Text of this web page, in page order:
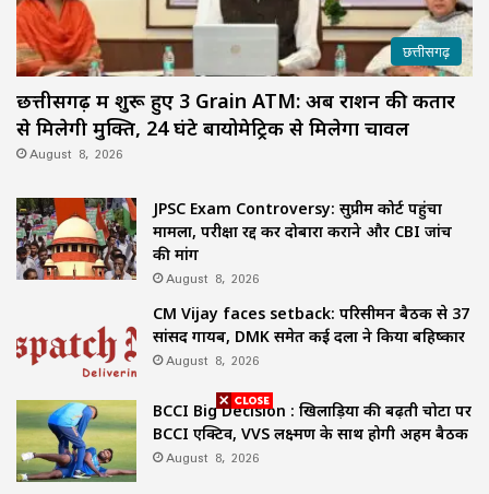
छत्तीसगढ़
छत्तीसगढ़ में शुरू हुए 3 Grain ATM: अब राशन की कतार
से मिलेगी मुक्ति, 24 घंटे बायोमेट्रिक से मिलेगा चावल
August 8, 2026
JPSC Exam Controversy: सुप्रीम कोर्ट पहुंचा
मामला, परीक्षा रद्द कर दोबारा कराने और CBI जांच
की मांग
August 8, 2026
CM Vijay faces setback: परिसीमन बैठक से 37
सांसद गायब, DMK समेत कई दलों ने किया बहिष्कार
August 8, 2026
BCCI Big Decision : खिलाड़ियों की बढ़ती चोटों पर
BCCI एक्टिव, VVS लक्ष्मण के साथ होगी अहम बैठक
August 8, 2026